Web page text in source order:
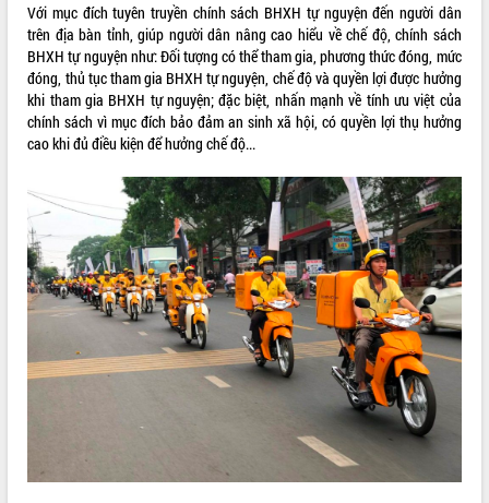
Với mục đích tuyên truyền chính sách BHXH tự nguyện đến người dân
trên địa bàn tỉnh, giúp người dân nâng cao hiểu về chế độ, chính sách
BHXH tự nguyện như: Đối tượng có thể tham gia, phương thức đóng, mức
đóng, thủ tục tham gia BHXH tự nguyện, chế độ và quyền lợi được hưởng
khi tham gia BHXH tự nguyện; đặc biệt, nhấn mạnh về tính ưu việt của
chính sách vì mục đích bảo đảm an sinh xã hội, có quyền lợi thụ hưởng
cao khi đủ điều kiện để hưởng chế độ...